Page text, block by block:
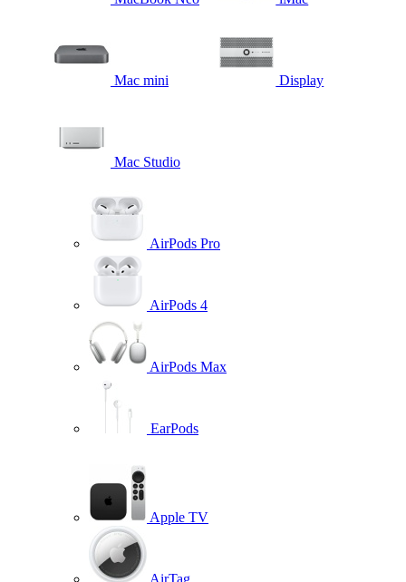
Mac mini Display
Mac Studio
AirPods Pro
AirPods 4
AirPods Max
EarPods
Apple TV